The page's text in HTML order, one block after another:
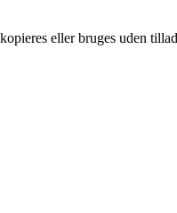
eller bruges uden